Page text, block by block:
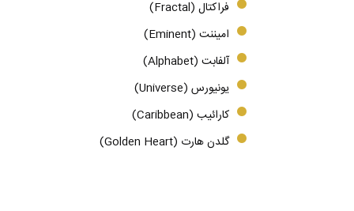
فراکتال (Fractal)
امیننت (Eminent)
آلفابت (Alphabet)
یونیورس (Universe)
کارائیب (Caribbean)
گلدن هارت (Golden Heart)